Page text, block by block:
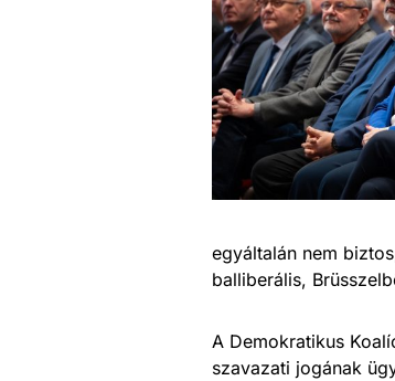
egyáltalán nem
balliberális,
A Demokratikus
szavazati jogának